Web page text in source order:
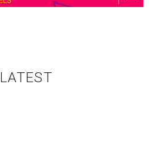
LATEST